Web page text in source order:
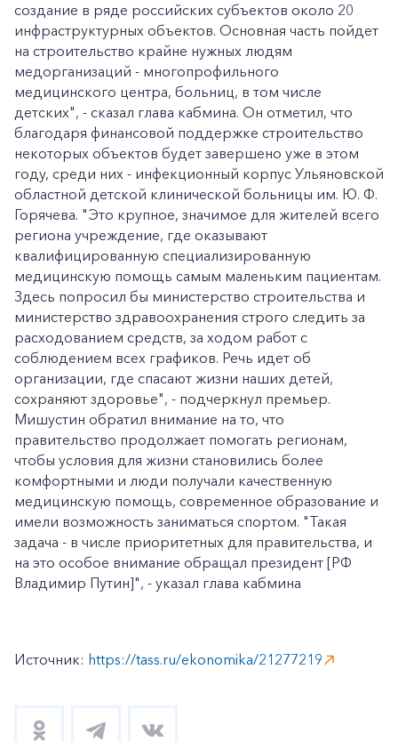
создание в ряде российских субъектов около 20
инфраструктурных объектов. Основная часть пойдет
на строительство крайне нужных людям
медорганизаций - многопрофильного
медицинского центра, больниц, в том числе
детских", - сказал глава кабмина. Он отметил, что
благодаря финансовой поддержке строительство
некоторых объектов будет завершено уже в этом
году, среди них - инфекционный корпус Ульяновской
областной детской клинической больницы им. Ю. Ф.
Горячева. "Это крупное, значимое для жителей всего
региона учреждение, где оказывают
квалифицированную специализированную
медицинскую помощь самым маленьким пациентам.
Здесь попросил бы министерство строительства и
министерство здравоохранения строго следить за
расходованием средств, за ходом работ с
соблюдением всех графиков. Речь идет об
организации, где спасают жизни наших детей,
сохраняют здоровье", - подчеркнул премьер.
Мишустин обратил внимание на то, что
правительство продолжает помогать регионам,
чтобы условия для жизни становились более
комфортными и люди получали качественную
медицинскую помощь, современное образование и
имели возможность заниматься спортом. "Такая
задача - в числе приоритетных для правительства, и
на это особое внимание обращал президент [РФ
Владимир Путин]", - указал глава кабмина
Источник: https://tass.ru/ekonomika/21277219